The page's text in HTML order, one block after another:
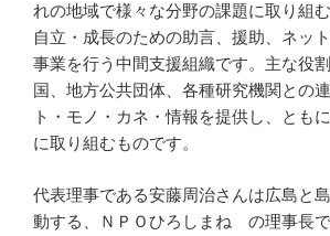
れの地域で様々な分野の課題に取り組
自立・成長のための助言、援助、ネッ
事業を行う中間支援組織です。主な役
国、地方公共団体、各種研究機関との
ト・モノ・カネ・情報を提供し、とも
に取り組むものです。
代表理事である安藤周治さんは広島と
動する、ＮＰＯひろしまね の理事長